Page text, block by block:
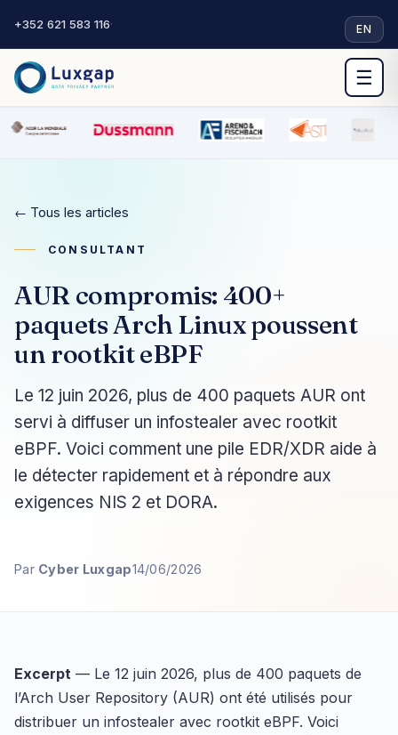
+352 621 583 116· EN
☰
← Tous les articles
CONSULTANT
AUR compromis: 400+
paquets Arch Linux poussent
un rootkit eBPF
Le 12 juin 2026, plus de 400 paquets AUR ont
servi à diffuser un infostealer avec rootkit
eBPF. Voici comment une pile EDR/XDR aide à
le détecter rapidement et à répondre aux
exigences NIS 2 et DORA.
Par Cyber Luxgap14/06/2026
Excerpt — Le 12 juin 2026, plus de 400 paquets de
l’Arch User Repository (AUR) ont été utilisés pour
distribuer un infostealer avec rootkit eBPF. Voici